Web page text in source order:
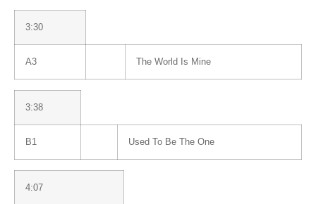
3:30
A3 The World Is Mine
3:38
B1 Used To Be The One
4:07